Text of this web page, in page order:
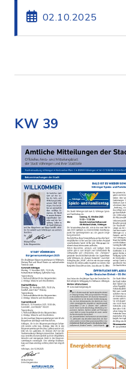
02.10.2025
KW 39